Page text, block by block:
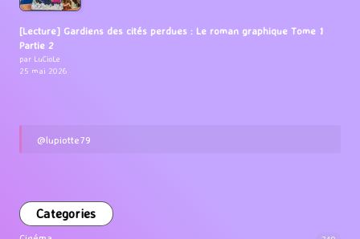
[Lecture] Gardiens des cités perdues : Le roman graphique Tome 1
Partie 2
par LuCioLe
25 mai 2026
@lupiotte79
Categories